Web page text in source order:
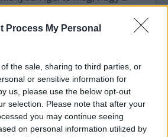
Process My Personal
the sale, sharing to third parties, or
or sensitive information for
us, please use the below opt-out
selection. Please note that after your
you may continue seeing
on personal information utilized by
tolmácsolja emlékeit. Nem
Fieldről és Loni
akikhez szerelmi kapcsolat
Sinatrával és Johnny
is.
filmjei közé tartozik a
-sorozat, aBoogie Nights